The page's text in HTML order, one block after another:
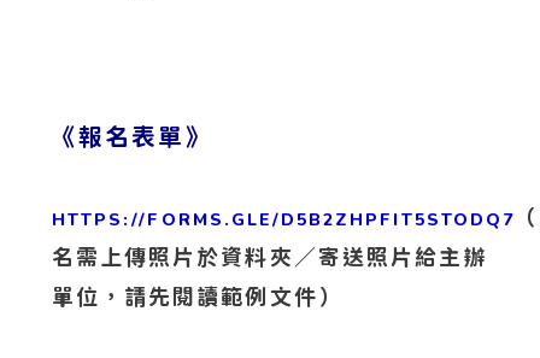
《報名表單》
HTTPS://FORMS.GLE/D5B2ZHPFIT5STODQ7
名需上傳照片於資料夾／寄送照片給主辦
單位，請先閱讀範例文件）